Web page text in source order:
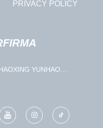
PRIVACY POLICY
YUNHAO